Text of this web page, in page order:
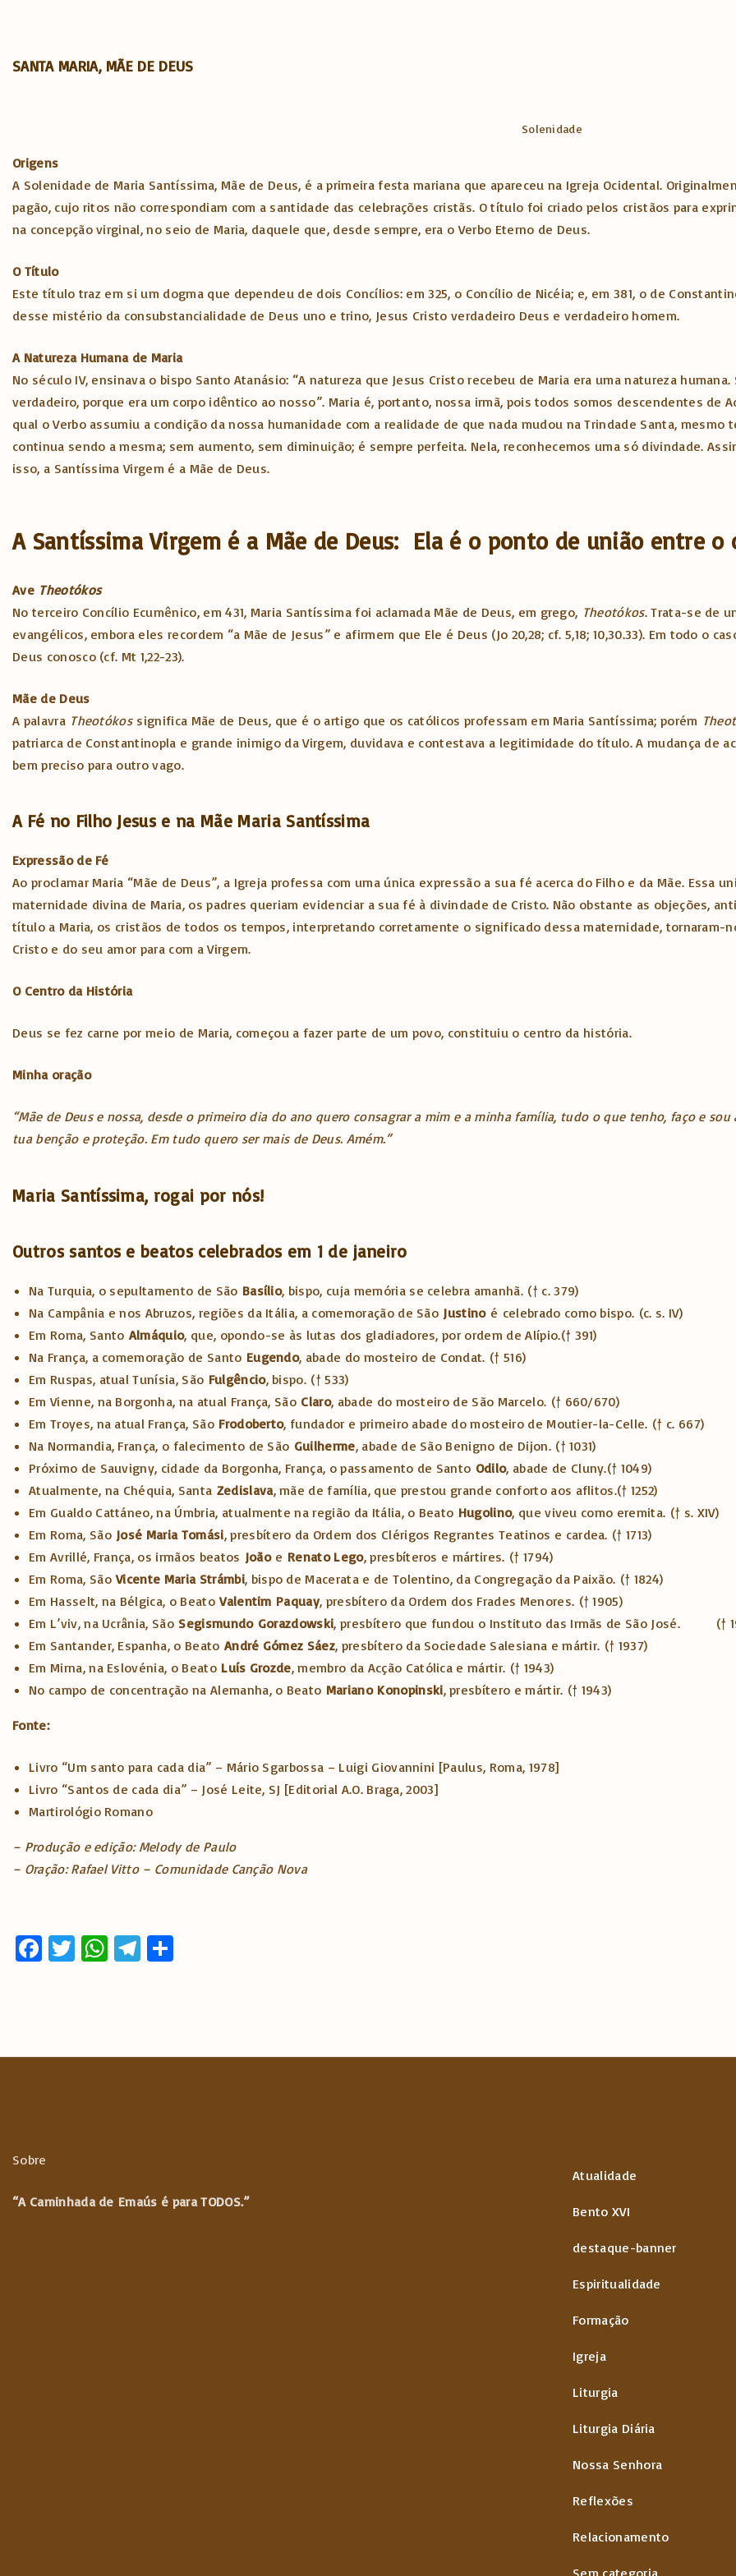
SANTA MARIA, MÃE DE DEUS
Solenidade
Origens
A Solenidade de Maria Santíssima, Mãe de Deus, é a primeira festa mariana que apareceu na Igreja Ocidental.
pagão, cujo ritos não correspondiam com a santidade das celebrações cristãs. O título foi criado pelos cristãos para
na concepção virginal, no seio de Maria, daquele que, desde sempre, era o Verbo Eterno de Deus.
O Título
Este título traz em si um dogma que dependeu de dois Concílios: em 325, o Concílio de Nicéia; e, em 381, o de
desse mistério da consubstancialidade de Deus uno e trino, Jesus Cristo verdadeiro Deus e verdadeiro homem.
A Natureza Humana de Maria
No século IV, ensinava o bispo Santo Atanásio: “A natureza que Jesus Cristo recebeu de Maria era uma natureza
verdadeiro, porque era um corpo idêntico ao nosso”. Maria é, portanto, nossa irmã, pois todos somos descendentes de
qual o Verbo assumiu a condição da nossa humanidade com a realidade de que nada mudou na Trindade Santa,
continua sendo a mesma; sem aumento, sem diminuição; é sempre perfeita. Nela, reconhecemos uma só divindade.
isso, a Santíssima Virgem é a Mãe de Deus.
A Santíssima Virgem é a Mãe de Deus: Ela é o ponto de união entre o
Ave Theotókos
No terceiro Concílio Ecumênico, em 431, Maria Santíssima foi aclamada Mãe de Deus, em grego, Theotókos. Trata-se de
evangélicos, embora eles recordem “a Mãe de Jesus” e afirmem que Ele é Deus (Jo 20,28; cf. 5,18; 10,30.33). Em todo o
Deus conosco (cf. Mt 1,22-23).
Mãe de Deus
A palavra Theotókossignifica Mãe de Deus, que é o artigo que os católicos professam em Maria Santíssima; porém
patriarca de Constantinopla e grande inimigo da Virgem, duvidava e contestava a legitimidade do título. A mudança de
bem preciso para outro vago.
A Fé no Filho Jesus e na Mãe Maria Santíssima
Expressão de Fé
Ao proclamar Maria “Mãe de Deus”, a Igreja professa com uma única expressão a sua fé acerca do Filho e da Mãe. Essa
maternidade divina de Maria, os padres queriam evidenciar a sua fé à divindade de Cristo. Não obstante as objeções,
título a Maria, os cristãos de todos os tempos, interpretando corretamente o significado dessa maternidade, tornaram-
Cristo e do seu amor para com a Virgem.
O Centro da História
Deus se fez carne por meio de Maria, começou a fazer parte de um povo, constituiu o centro da história.
Minha oração
“Mãe de Deus e nossa, desde o primeiro dia do ano quero consagrar a mim e a minha família, tudo o que tenho, faço e
tua benção e proteção. Em tudo quero ser mais de Deus. Amém.”
Maria Santíssima, rogai por nós!
Outros santos e beatos celebrados em 1 de janeiro
Na Turquia, o sepultamento de São Basílio, bispo, cuja memória se celebra amanhã. († c. 379)
Na Campânia e nos Abruzos, regiões da Itália, a comemoração de São Justino é celebrado como bispo. (c. s. IV)
Em Roma, Santo Almáquio, que, opondo-se às lutas dos gladiadores, por ordem de Alípio.(† 391)
Na França, a comemoração de Santo Eugendo, abade do mosteiro de Condat. († 516)
Em Ruspas, atual Tunísia, São Fulgêncio, bispo. († 533)
Em Vienne, na Borgonha, na atual França, São Claro, abade do mosteiro de São Marcelo. († 660/670)
Em Troyes, na atual França, São Frodoberto, fundador e primeiro abade do mosteiro de Moutier-la-Celle. († c. 667)
Na Normandia, França, o falecimento de São Guilherme, abade de São Benigno de Dijon. († 1031)
Próximo de Sauvigny, cidade da Borgonha, França, o passamento de Santo Odilo, abade de Cluny.(† 1049)
Atualmente, na Chéquia, Santa Zedislava, mãe de família, que prestou grande conforto aos aflitos.(† 1252)
Em Gualdo Cattáneo, na Úmbria, atualmente na região da Itália, o Beato Hugolino, que viveu como eremita. († s. XIV)
Em Roma, São José Maria Tomási, presbítero da Ordem dos Clérigos Regrantes Teatinos e cardea. († 1713)
Em Avrillé, França, os irmãos beatos Joãoe Renato Lego, presbíteros e mártires. († 1794)
Em Roma, SãoVicente Maria Strámbi, bispo de Macerata e de Tolentino, da Congregação da Paixão. († 1824)
Em Hasselt, na Bélgica, o BeatoValentim Paquay, presbítero da Ordem dos Frades Menores. († 1905)
Em L’viv, na Ucrânia, São Segismundo Gorazdowski, presbítero que fundou o Instituto das Irmãs de São José. (†
Em Santander, Espanha, o Beato André Gómez Sáez, presbítero da Sociedade Salesiana e mártir. († 1937)
Em Mirna, na Eslovénia, o Beato Luís Grozde, membro da Acção Católica e mártir. († 1943)
No campo de concentração na Alemanha, o Beato Mariano Konopinski, presbítero e mártir. († 1943)
Fonte:
Livro “Um santo para cada dia” – Mário Sgarbossa – Luigi Giovannini [Paulus, Roma, 1978]
Livro “Santos de cada dia” – José Leite, SJ [Editorial A.O. Braga, 2003]
Martirológio Romano
– Produção e edição: Melody de Paulo
– Oração: Rafael Vitto – Comunidade Canção Nova
Fa
o
T
r
W
A
T
a
Sobre
“A Caminhada de Emaús é para TODOS.”
Atualidade
Bento XVI
destaque-banner
Espiritualidade
Formação
Igreja
Liturgia
Liturgia Diária
Nossa Senhora
Reflexões
Relacionamento